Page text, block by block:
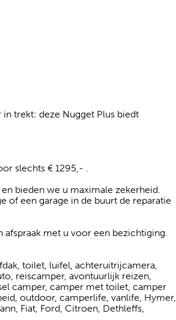
trekt: deze Nugget Plus biedt
slechts € 1295,- .
bieden we u maximale zekerheid.
of een garage in de buurt de reparatie
met u voor een bezichtiging.
toilet, luifel, achteruitrijcamera,
reiscamper, avontuurlijk reizen,
camper, camper met toilet, camper
outdoor, camperlife, vanlife, Hymer,
Fiat, Ford, Citroen, Dethleffs,